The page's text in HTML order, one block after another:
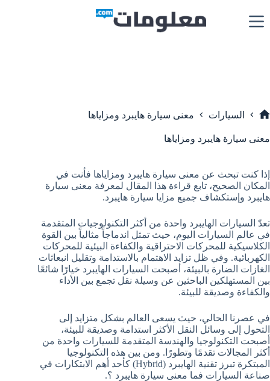
إلى
المحتوى
السيارات معنى سيارة هايبرد ومزاياها
معنى سيارة هايبرد ومزاياها
إذا كنت تبحث عن معنى سيارة هايبرد ومزاياها فأنت في
المكان الصحيح، تابع قراءة هذا المقال لمعرفة معنى سيارة
هايبرد وإستكشاف جميع مزايا سيارة هايبرد.
تعدّ السيارات الهايبرد واحدة من أكثر التكنولوجيات المتقدمة
في عالم السيارات اليوم، حيث تمثل اندماجاً مثالياً بين القوة
الكلاسيكية للمحركات الاحتراقية والكفاءة البيئية للمحركات
الكهربائية. وفي ظل تزايد الاهتمام بالاستدامة وتقليل انبعاثات
الغازات الضارة بالبيئة، أصبحت السيارات الهايبرد خيارًا شائعًا
بين المستهلكين الباحثين عن وسيلة نقل تجمع بين الأداء
والكفاءة وصديقة للبيئة.
في عصرنا الحالي، حيث يسعى العالم بشكل متزايد إلى
التحول إلى وسائل النقل الأكثر استدامة وصديقة للبيئة،
أصبحت التكنولوجيا والهندسة المتقدمة للسيارات واحدة من
أكثر المجالات تقدمًا وتطورًا. ومن بين هذه التكنولوجيا
المبتكرة تبرز تقنية الهايبرد (Hybrid) كأحد أهم الابتكارات في
صناعة السيارات فما معنى سيارة هايبرد ؟.